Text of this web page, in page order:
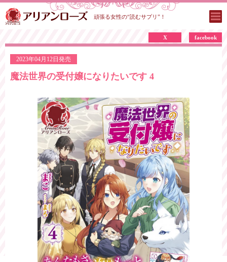
頑張る女性の“読むサプリ”！
2023年04月12日発売
X facebook
魔法世界の受付嬢になりたいです 4